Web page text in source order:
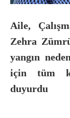
Aile,
Zehra
yangın
için tüm
duyurdu